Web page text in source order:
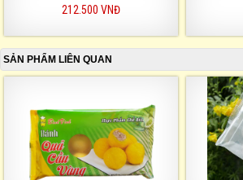
212.500 VNĐ
SẢN PHẨM LIÊN QUAN